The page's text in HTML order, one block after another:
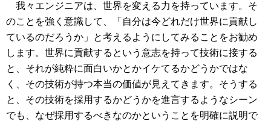
我々エンジニアは、世界を変える力を持っています。そ
のことを強く意識して、「自分は今どれだけ世界に貢献し
ているのだろうか」と考えるようにしてみることをお勧め
します。世界に貢献するという意志を持って技術に接する
と、それが純粋に面白いかとかイケてるかどうかではな
く、その技術が持つ本当の価値が見えてきます。そうする
と、その技術を採用するかどうかを進言するようなシーン
でも、なぜ採用するべきなのかということを明確に説明で